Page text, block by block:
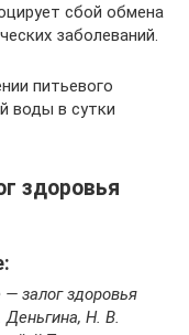
сбой обмена
заболеваний.
питьевого
воды в сутки
здоровья
залог здоровья
Н. В.